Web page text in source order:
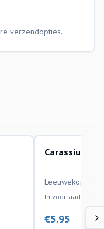
verzendopties.
aquariumvissen
Carassius
Leeuwekop
In voorraad
€5.95